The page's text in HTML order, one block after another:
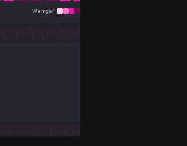
Weniger